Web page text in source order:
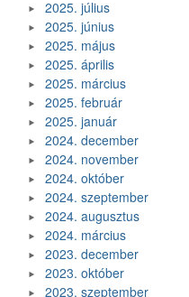
2025. július
2025. június
2025. május
2025. április
2025. március
2025. február
2025. január
2024. december
2024. november
2024. október
2024. szeptember
2024. augusztus
2024. március
2023. december
2023. október
2023. szeptember